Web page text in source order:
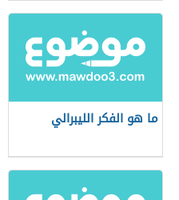
ما هو الفكر الليبرالي